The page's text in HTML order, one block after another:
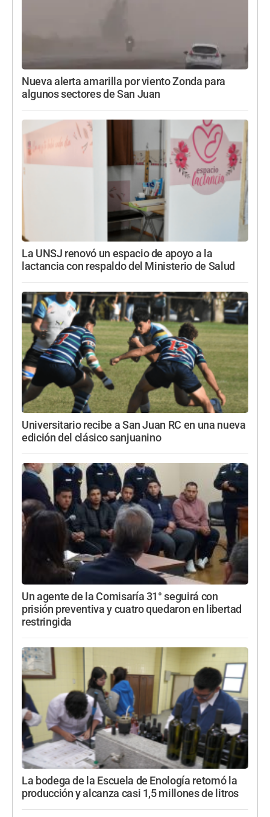
Nueva alerta amarilla por viento Zonda para
algunos sectores de San Juan
La UNSJ renovó un espacio de apoyo a la
lactancia con respaldo del Ministerio de Salud
Universitario recibe a San Juan RC en una nueva
edición del clásico sanjuanino
Un agente de la Comisaría 31° seguirá con
prisión preventiva y cuatro quedaron en libertad
restringida
La bodega de la Escuela de Enología retomó la
producción y alcanza casi 1,5 millones de litros